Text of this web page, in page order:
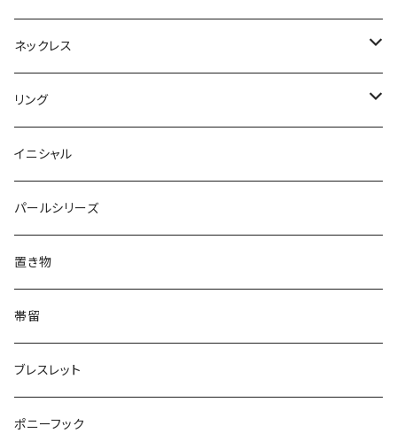
ヘアゴム
ブローチ
ネックレス
リング
Dot
Square
てんとう虫
pattern
Flower
Dot
Square
Bubble
Animal
イヤリング
Flower
Round
鳥
Triangle
Round
Square
てんとう虫
Animal
うさぎ
パンダ
鏡
Pattern
マーメイド
雲
Flower
Animal
猫
犬
クジラ
Lips
鏡
Pattern
house
bag
フルーツ
ネックレス
Flower
Animal
てんとう虫
Food
Pattern
ガラス
カメラ
リング
Flower
Round
てんとう虫
animal
lip
フルーツ
イニシャル
パールシリーズ
置き物
帯留
ブレスレット
ポニーフック